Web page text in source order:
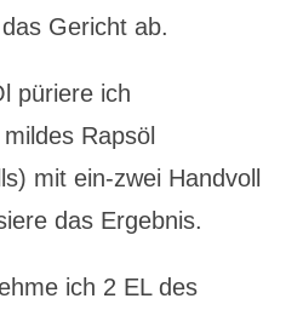
Gericht ab.
püriere ich
Rapsöl
mit ein-zwei Handvoll
das Ergebnis.
ich 2 EL des